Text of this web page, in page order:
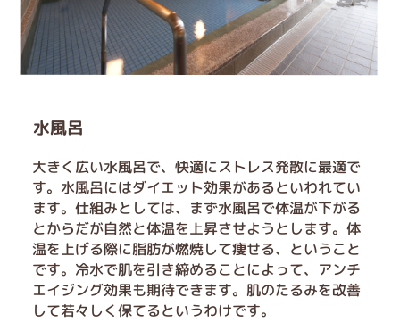
水風呂
大きく広い水風呂で、快適にストレス発散に最適で
す。水風呂にはダイエット効果があるといわれてい
ます。仕組みとしては、まず水風呂で体温が下がる
とからだが自然と体温を上昇させようとします。体
温を上げる際に脂肪が燃焼して痩せる、ということ
です。冷水で肌を引き締めることによって、アンチ
エイジング効果も期待できます。肌のたるみを改善
して若々しく保てるというわけです。